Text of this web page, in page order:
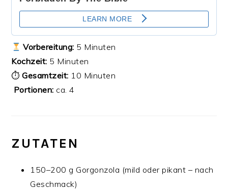
Vorbereitung: 5 Minuten
Kochzeit: 5 Minuten
⏱Gesamtzeit: 10 Minuten
Portionen: ca. 4
ZUTATEN
150–200 g Gorgonzola (mild oder pikant – nach
Geschmack)